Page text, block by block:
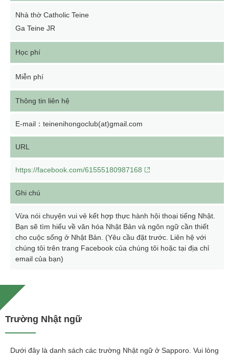
Nhà thờ Catholic Teine
Ga Teine JR
Học phí
Miễn phí
Thông tin liên hệ
E-mail：teinenihongoclub(at)gmail.com
URL
https://facebook.com/61555180987168
Ghi chú
Vừa nói chuyện vui vẻ kết hợp thực hành hội thoại tiếng Nhật.
Bạn sẽ tìm hiểu về văn hóa Nhật Bản và ngôn ngữ cần thiết
cho cuộc sống ở Nhật Bản. (Yêu cầu đặt trước. Liên hệ với
chúng tôi trên trang Facebook của chúng tôi hoặc tại địa chỉ
email của bạn)
Trường Nhật ngữ
Dưới đây là danh sách các trường Nhật ngữ ở Sapporo. Vui lòng